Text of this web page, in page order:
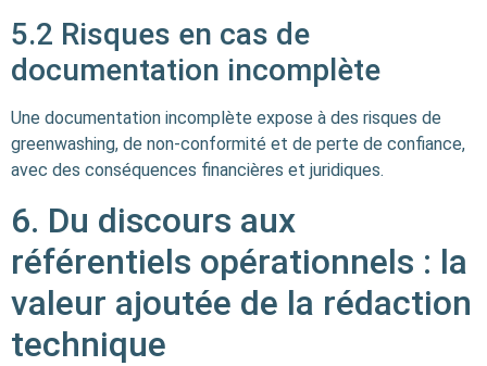
5.2 Risques en cas de
documentation incomplète
Une documentation incomplète expose à des risques de
greenwashing, de non-conformité et de perte de confiance,
avec des conséquences financières et juridiques.
6. Du discours aux
référentiels opérationnels : la
valeur ajoutée de la rédaction
technique